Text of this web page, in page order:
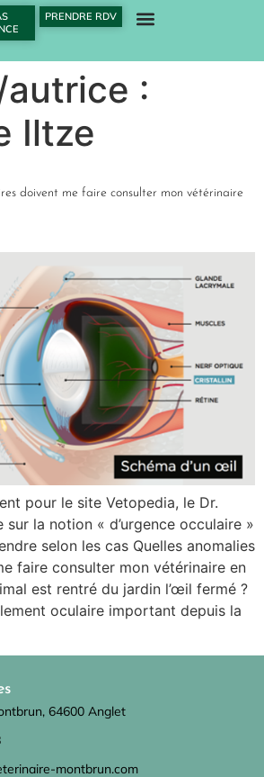
PRENDRE RDV
:
Iltze
doivent me faire consulter mon vétérinaire
pour le site Vetopedia, le Dr.
sur la notion « d’urgence occulaire »
selon les cas Quelles anomalies
faire consulter mon vétérinaire en
est rentré du jardin l’œil fermé ?
oculaire important depuis la
64600 Anglet
montbrun.com